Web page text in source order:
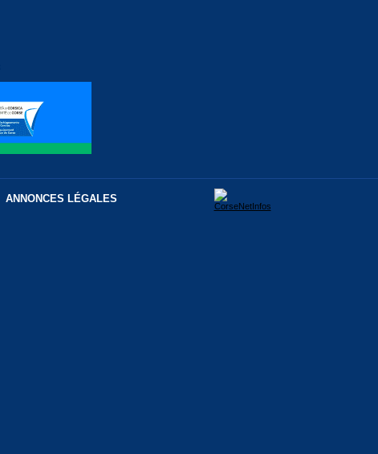
ANNONCES LÉGALES